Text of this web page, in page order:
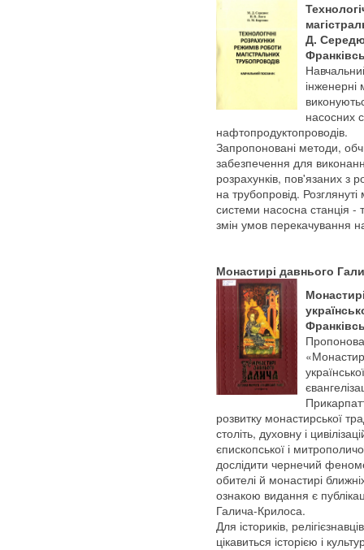
Д.
інженерні
насосних
нафтопродуктопроводів.
Запропоновані методи,
забезпечення для
розрахунків, пов'язаних з
на трубопровід.
системи насосна станція -
змін умов перекачування
Монастирі давнього
розвитку монастирської
століть, духовну і
єпископської і
дослідити чернечий
обителі й монастирі
ознакою видання є
Галича-Крилоса.
Для істориків,
цікавиться історією і